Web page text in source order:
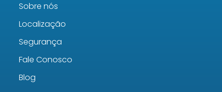
Sobre nós
Localização
Segurança
Fale Conosco
Blog